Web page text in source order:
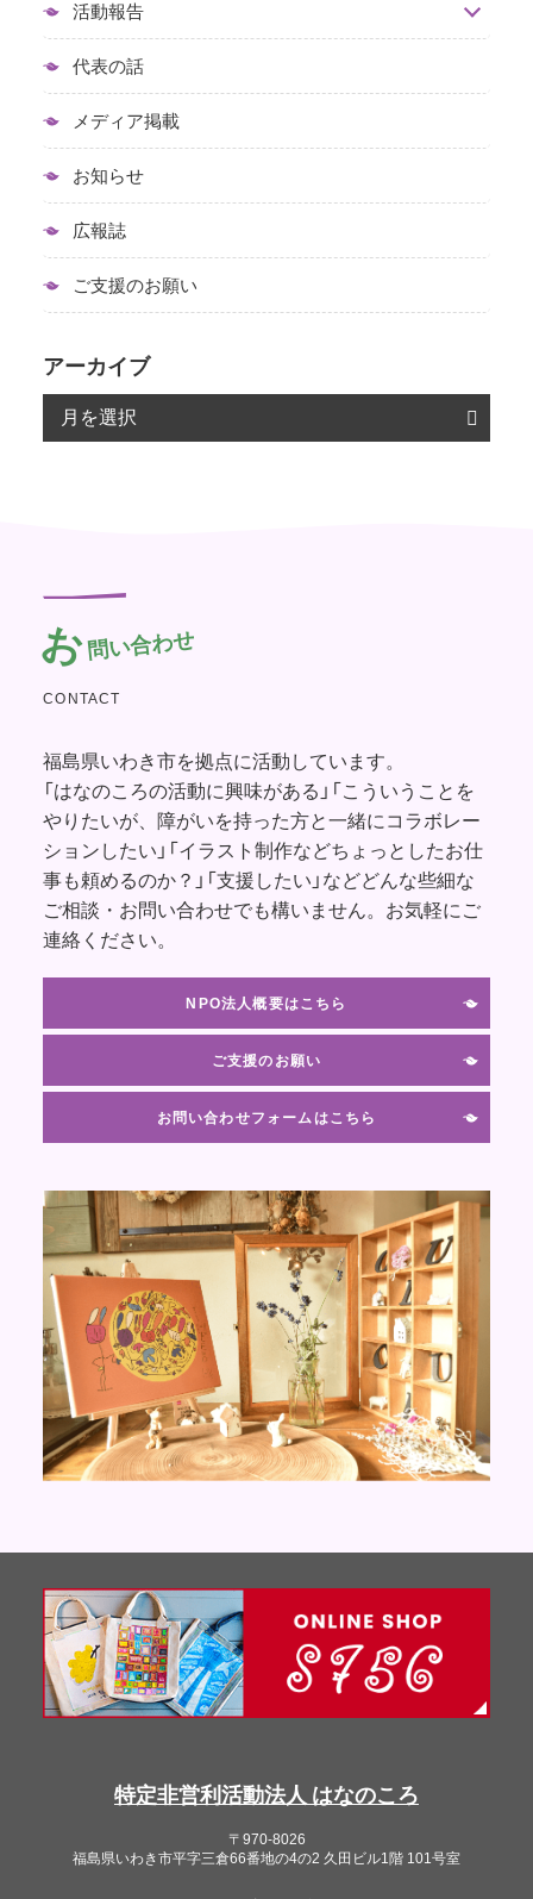
活動報告
代表の話
メディア掲載
お知らせ
広報誌
ご支援のお願い
アーカイブ
お問い合わせ
CONTACT
福島県いわき市を拠点に活動しています。
「はなのころの活動に興味がある」「こういうことを
やりたいが、障がいを持った方と一緒にコラボレー
ションしたい」「イラスト制作などちょっとしたお仕
事も頼めるのか？」「支援したい」などどんな些細な
ご相談・お問い合わせでも構いません。お気軽にご
連絡ください。
NPO法人概要はこちら
ご支援のお願い
お問い合わせフォームはこちら
特定非営利活動法人 はなのころ
〒970-8026
福島県いわき市平字三倉66番地の4の2 久田ビル1階 101号室